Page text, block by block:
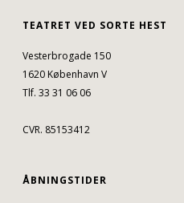
TEATRET VED SORTE HEST
Vesterbrogade 150
1620 København V
Tlf. 33 31 06 06
CVR. 85153412
ÅBNINGSTIDER